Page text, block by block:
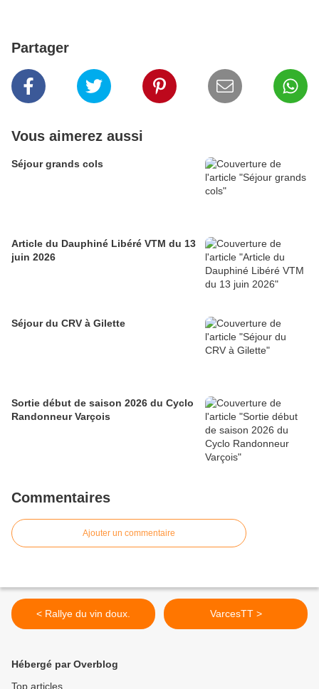
Partager
Vous aimerez aussi
Séjour grands cols
Article du Dauphiné Libéré VTM du 13
juin 2026
Séjour du CRV à Gilette
Sortie début de saison 2026 du Cyclo
Randonneur Varçois
Commentaires
Ajouter un commentaire
< Rallye du vin doux. VarcesTT >
Hébergé par Overblog
Top articles